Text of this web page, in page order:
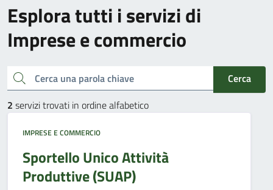
Esplora tutti i servizi di
Imprese e commercio
Cerca una parola chiave
Cerca
2 servizi trovati in ordine alfabetico
IMPRESE E COMMERCIO
Sportello Unico Attività
Produttive (SUAP)